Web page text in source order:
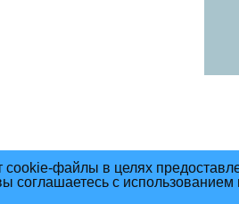
Условия использования материалов
cookie-файлы в целях
соглашаетесь с